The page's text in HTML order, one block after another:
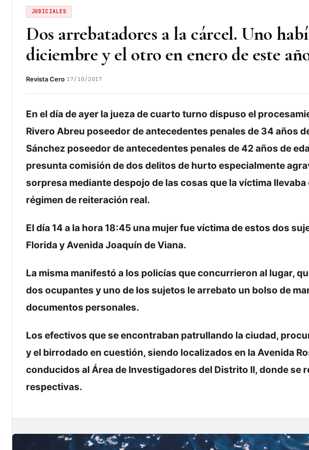
JUDICIALES
Dos arrebatadores a la cárcel. Uno
diciembre y el otro en enero de este
Revista Cero·17/10/2017
En el día de ayer la jueza de cuarto turno dispuso el
Rivero Abreu poseedor de antecedentes penales de 34 años
Sánchez poseedor de antecedentes penales de 42 años de
presunta comisión de dos delitos de hurto especialmente
sorpresa mediante despojo de las cosas que la víctima
régimen de reiteración real.
El día 14 a la hora 18:45 una mujer fue víctima de estos dos
Florida y Avenida Joaquín de Viana.
La misma manifestó a los policías que concurrieron al lugar,
dos ocupantes y uno de los sujetos le arrebato un bolso de
documentos personales.
Los efectivos que se encontraban patrullando la ciudad,
y el birrodado en cuestión, siendo localizados en la Avenida
conducidos al Área de Investigadores del Distrito II, donde se
respectivas.